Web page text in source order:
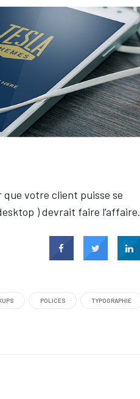
votre client puisse se
) devrait faire l’affaire.
POLICES TYPOGRAPHIE